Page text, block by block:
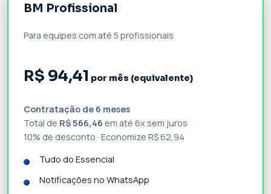
BM Profissional
Para equipes com até 5 profissionais
R$ 94,41 por mês (equivalente)
Contratação de 6 meses
Total de R$ 566,46 em até 6x sem juros
10% de desconto · Economize R$ 62,94
Tudo do Essencial
Notificações no WhatsApp